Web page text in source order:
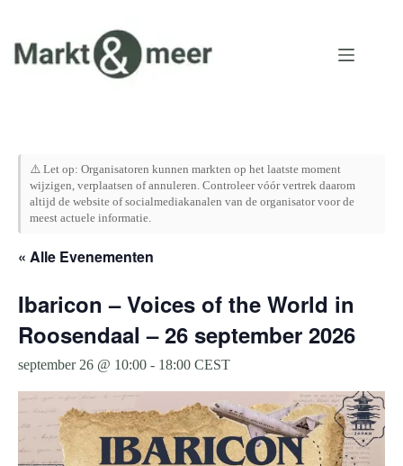
inhoud
⚠️ Let op: Organisatoren kunnen markten op het laatste moment
wijzigen, verplaatsen of annuleren. Controleer vóór vertrek daarom
altijd de website of socialmediakanalen van de organisator voor de
meest actuele informatie.
« Alle Evenementen
Ibaricon – Voices of the World in
Roosendaal – 26 september 2026
september 26 @ 10:00 - 18:00 CEST